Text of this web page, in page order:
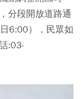
分段開放道路通
6:00），民眾如
:03-